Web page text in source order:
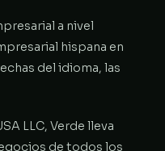
a nivel
hispana en
del idioma, las
LLC, Verde lleva
de todos los